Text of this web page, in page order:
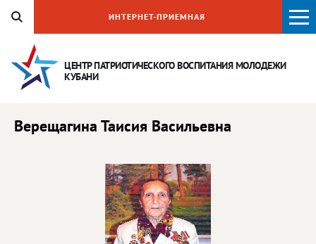
ЦЕНТР ПАТРИОТИЧЕСКОГО ВОСПИТАНИЯМОЛОДЕЖИ
КУБАНИ
ИНТЕРНЕТ-ПРИЕМНАЯ
Верещагина Таисия Васильевна